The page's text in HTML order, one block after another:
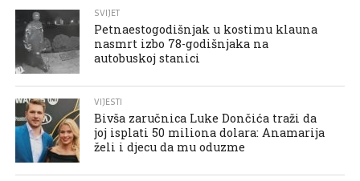
SVIJET
Petnaestogodišnjak u kostimu klauna
nasmrt izbo 78-godišnjaka na
autobuskoj stanici
VIJESTI
Bivša zaručnica Luke Dončića traži da
joj isplati 50 miliona dolara: Anamarija
želi i djecu da mu oduzme